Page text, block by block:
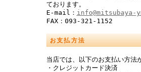
ております。
E-mail： info@mitsubaya-
FAX：093-321-1152
お支払方法
当店では、以下のお支払い方法
・クレジットカード決済